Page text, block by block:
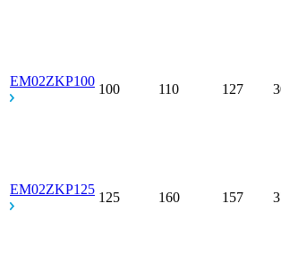
EM02ZKP100
100 110 127
EM02ZKP125
125 160 157